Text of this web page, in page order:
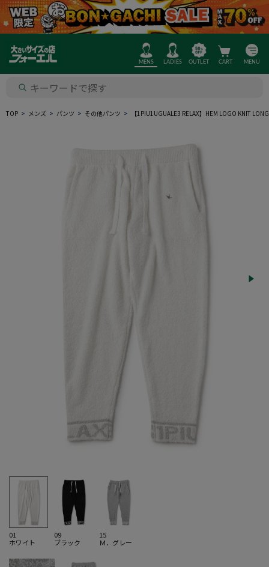
MENS LADIES OUTLET CART MENU
TOP メンズ パンツ その他パンツ 【1PIU1UGUALE3 RELAX】HEM LOGO KNIT
01
ホワイト
09
ブラック
15
Ｍ．グレー